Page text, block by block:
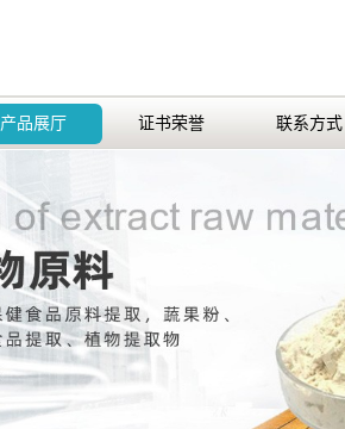
产品展厅 证书荣誉 联系方式